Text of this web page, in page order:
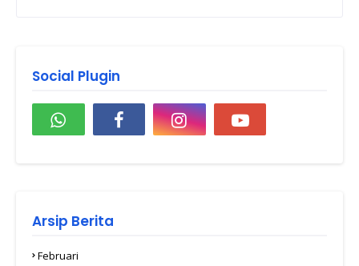
Social Plugin
Arsip Berita
Februari